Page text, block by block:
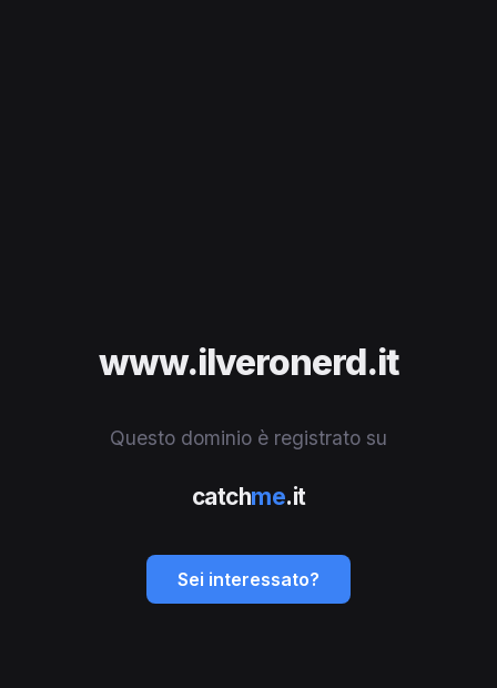
www.ilveronerd.it
Questo dominio è registrato su
catchme.it
Sei interessato?